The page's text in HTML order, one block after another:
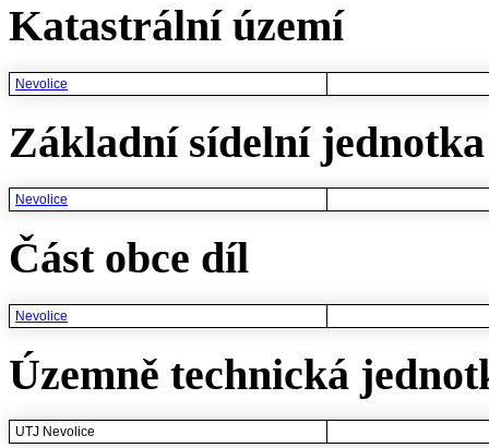
Katastrální území
Nevolice
Základní sídelní
Nevolice
Část obce díl
Nevolice
Územně technická
UTJ Nevolice